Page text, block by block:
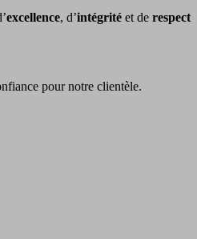
excellence, d’intégrité et de respect
pour notre clientèle.